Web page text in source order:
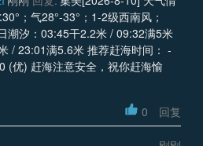
；气28°-33°；1-2级西南风；
潮汐：03:45干2.2米 / 09:32满5米
/ 23:01满5.6米 推荐赶海时间： -
(优) 赶海注意安全，祝你赶海愉
0 回复